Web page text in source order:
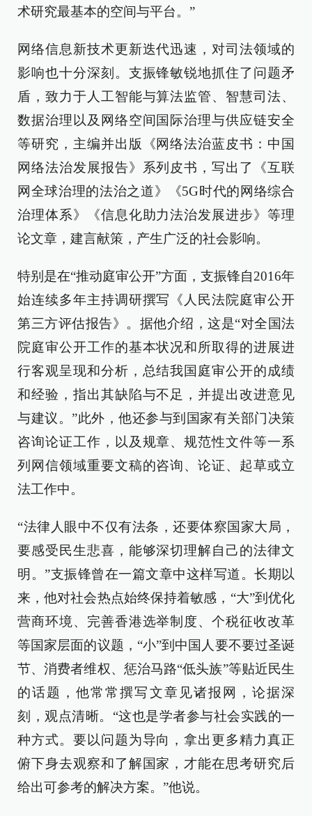
术研究最基本的空间与平台。”
网络信息新技术更新迭代迅速，对司法领域的
影响也十分深刻。支振锋敏锐地抓住了问题矛
盾，致力于人工智能与算法监管、智慧司法、
数据治理以及网络空间国际治理与供应链安全
等研究，主编并出版《网络法治蓝皮书：中国
网络法治发展报告》系列皮书，写出了《互联
网全球治理的法治之道》《5G时代的网络综合
治理体系》《信息化助力法治发展进步》等理
论文章，建言献策，产生广泛的社会影响。
特别是在“推动庭审公开”方面，支振锋自2016年
始连续多年主持调研撰写《人民法院庭审公开
第三方评估报告》。据他介绍，这是“对全国法
院庭审公开工作的基本状况和所取得的进展进
行客观呈现和分析，总结我国庭审公开的成绩
和经验，指出其缺陷与不足，并提出改进意见
与建议。”此外，他还参与到国家有关部门决策
咨询论证工作，以及规章、规范性文件等一系
列网信领域重要文稿的咨询、论证、起草或立
法工作中。
“法律人眼中不仅有法条，还要体察国家大局，
要感受民生悲喜，能够深切理解自己的法律文
明。”支振锋曾在一篇文章中这样写道。长期以
来，他对社会热点始终保持着敏感，“大”到优化
营商环境、完善香港选举制度、个税征收改革
等国家层面的议题，“小”到中国人要不要过圣诞
节、消费者维权、惩治马路“低头族”等贴近民生
的话题，他常常撰写文章见诸报网，论据深
刻，观点清晰。“这也是学者参与社会实践的一
种方式。要以问题为导向，拿出更多精力真正
俯下身去观察和了解国家，才能在思考研究后
给出可参考的解决方案。”他说。